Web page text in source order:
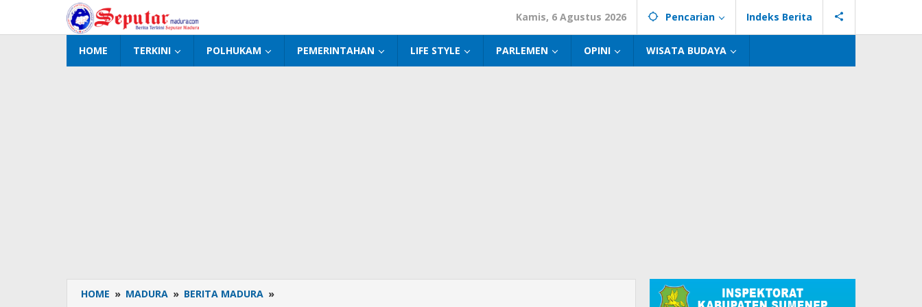
konten
Kamis, 6 Agustus 2026 Pencarian Indeks Berita
HOME TERKINI POLHUKAM PEMERINTAHAN LIFE STYLE PARLEMEN OPINI WISATA BUDAYA
HOME » MADURA » BERITA MADURA »